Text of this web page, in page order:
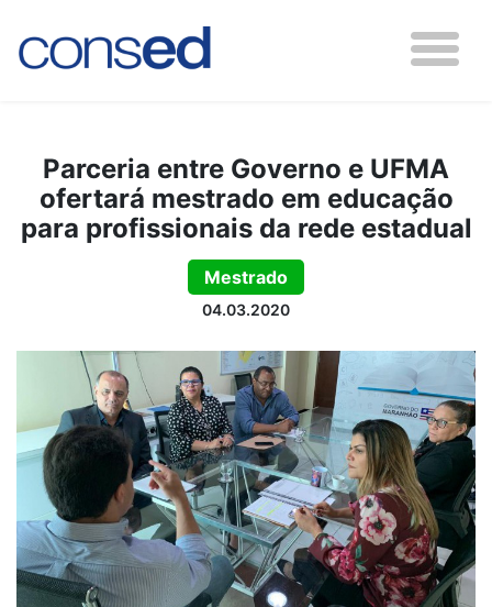
Parceria entre Governo e UFMA
ofertará mestrado em educação
para profissionais da rede estadual
Mestrado
04.03.2020